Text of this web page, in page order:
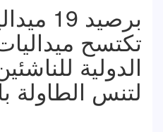
برصيد
تكتسح
الدولية
لتنس الطاولة